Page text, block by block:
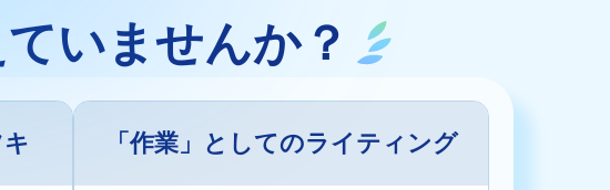
いませんか？
「作業」としてのライティング